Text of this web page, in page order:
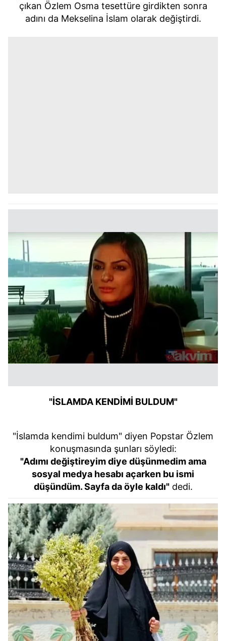
çıkan Özlem Osma tesettüre girdikten sonra
adını da Mekselina İslam olarak değiştirdi.
"İSLAMDA KENDİMİ BULDUM"
"İslamda kendimi buldum" diyen Popstar Özlem
konuşmasında şunları söyledi:
"Adımı değiştireyim diye düşünmedim ama
sosyal medya hesabı açarken bu ismi
düşündüm. Sayfa da öyle kaldı"dedi.